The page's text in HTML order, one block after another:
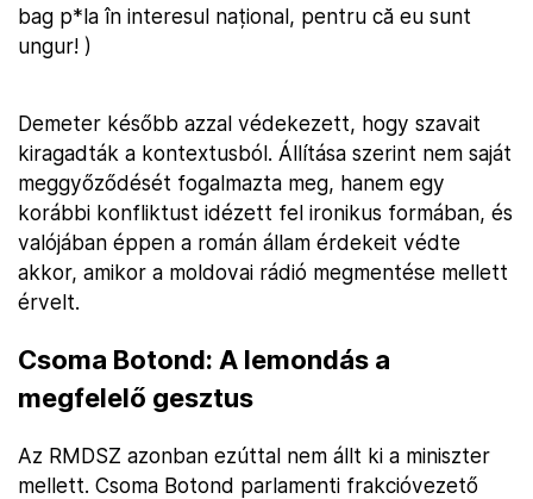
bag p*la în interesul național, pentru că eu sunt
ungur! )
Demeter később azzal védekezett, hogy szavait
kiragadták a kontextusból. Állítása szerint nem saját
meggyőződését fogalmazta meg, hanem egy
korábbi konfliktust idézett fel ironikus formában, és
valójában éppen a román állam érdekeit védte
akkor, amikor a moldovai rádió megmentése mellett
érvelt.
Csoma Botond: A lemondás a
megfelelő gesztus
Az RMDSZ azonban ezúttal nem állt ki a miniszter
mellett. Csoma Botond parlamenti frakcióvezető